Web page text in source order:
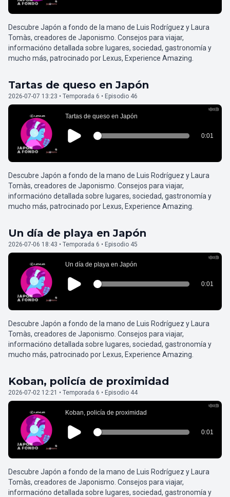
Descubre Japón a fondo de la mano de Luis Rodríguez y Laura
Tomàs, creadores de Japonismo. Consejos para viajar,
informacióno detallada sobre lugares, sociedad, gastronomía y
mucho más, patrocinado por Lexus, Experience Amazing.
Tartas de queso en Japón
2026-07-07 13:23 • Temporada 6 • Episodio 46
Descubre Japón a fondo de la mano de Luis Rodríguez y Laura
Tomàs, creadores de Japonismo. Consejos para viajar,
informacióno detallada sobre lugares, sociedad, gastronomía y
mucho más, patrocinado por Lexus, Experience Amazing.
Un día de playa en Japón
2026-07-06 18:43 • Temporada 6 • Episodio 45
Descubre Japón a fondo de la mano de Luis Rodríguez y Laura
Tomàs, creadores de Japonismo. Consejos para viajar,
informacióno detallada sobre lugares, sociedad, gastronomía y
mucho más, patrocinado por Lexus, Experience Amazing.
Koban, policía de proximidad
2026-07-02 12:21 • Temporada 6 • Episodio 44
Descubre Japón a fondo de la mano de Luis Rodríguez y Laura
Tomàs, creadores de Japonismo. Consejos para viajar,
informacióno detallada sobre lugares, sociedad, gastronomía y